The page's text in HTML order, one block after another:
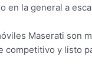
la general a
Maserati son
y listo